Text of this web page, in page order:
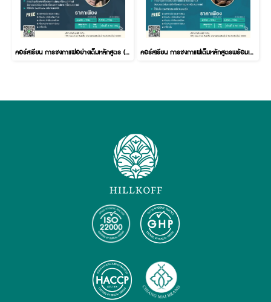
คอร์สเรียน การชงกาแฟอย่างเต็มหลักสูตร (ESPRESSO102) สถานที่: เชียงใหม่ คอร์สเรียน การชงกาแฟเต็มหลักสูตรพร้อมเทคนิคการเทลาเต้และสร้างสรรค์เมนู Signature (ESPRESSO101) สถานที่: เชียงใหม่